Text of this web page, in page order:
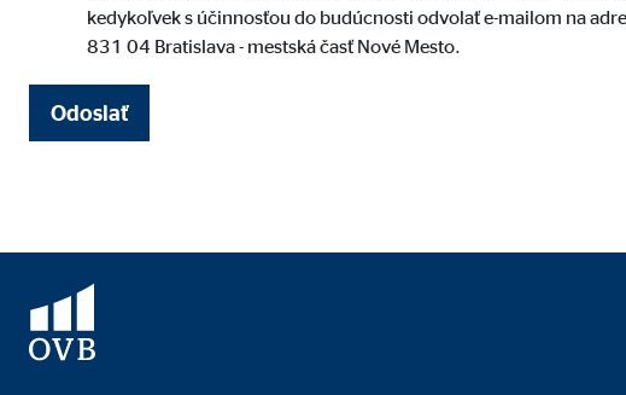
kedykoľvek s účinnosťou do budúcnosti odvolať e-mailom na
831 04 Bratislava - mestská časť Nové Mesto.
Odoslať
Účel: Vkladanie